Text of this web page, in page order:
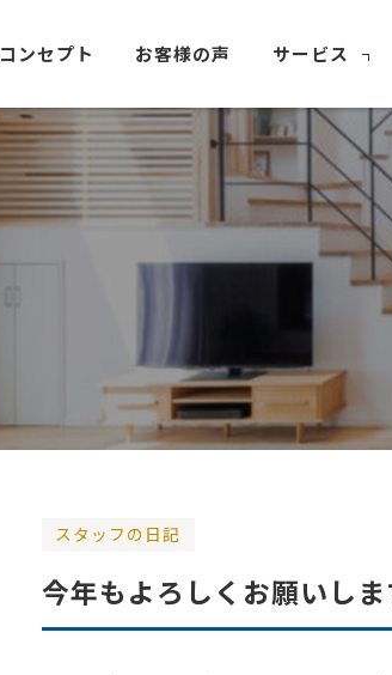
コンセプト お客様の声 サービス
スタッフの日記
今年もよろしくお願いしま